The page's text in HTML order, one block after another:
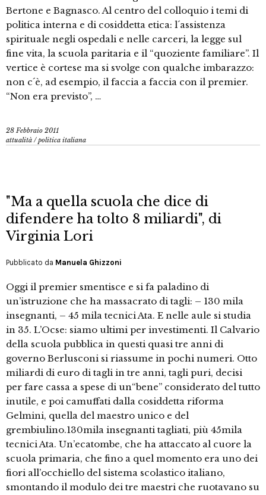
Bertone e Bagnasco. Al centro del colloquio i temi di
politica interna e di cosiddetta etica: l´assistenza
spirituale negli ospedali e nelle carceri, la legge sul
fine vita, la scuola paritaria e il “quoziente familiare”. Il
vertice è cortese ma si svolge con qualche imbarazzo:
non c´è, ad esempio, il faccia a faccia con il premier.
“Non era previsto”, …
28 Febbraio 2011
attualità /politica italiana
"Ma a quella scuola che dice di
difendere ha tolto 8 miliardi", di
Virginia Lori
Pubblicato da Manuela Ghizzoni
Oggi il premier smentisce e si fa paladino di
un’istruzione che ha massacrato di tagli: – 130 mila
insegnanti, – 45 mila tecnici Ata. E nelle aule si studia
in 35. L’Ocse: siamo ultimi per investimenti. Il Calvario
della scuola pubblica in questi quasi tre anni di
governo Berlusconi si riassume in pochi numeri. Otto
miliardi di euro di tagli in tre anni, tagli puri, decisi
per fare cassa a spese di un“bene” considerato del tutto
inutile, e poi camuffati dalla cosiddetta riforma
Gelmini, quella del maestro unico e del
grembiulino.130mila insegnanti tagliati, più 45mila
tecnici Ata. Un’ecatombe, che ha attaccato al cuore la
scuola primaria, che fino a quel momento era uno dei
fiori all’occhiello del sistema scolastico italiano,
smontando il modulo dei tre maestri che ruotavano su